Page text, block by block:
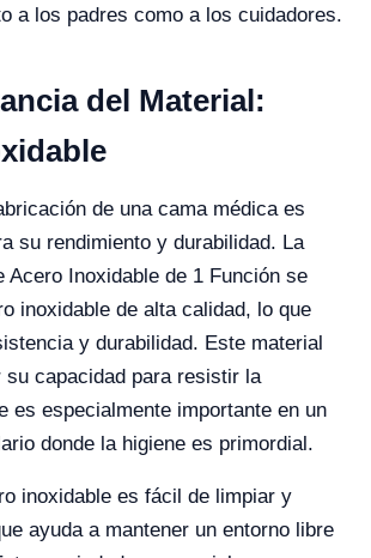
a los padres como a los cuidadores.
del Material:
de una cama médica es
su rendimiento y durabilidad. La
Acero Inoxidable de 1 Función se
inoxidable de alta calidad, lo que
y durabilidad. Este material
su capacidad para resistir la
es especialmente importante en un
donde la higiene es primordial.
inoxidable es fácil de limpiar y
ayuda a mantener un entorno libre